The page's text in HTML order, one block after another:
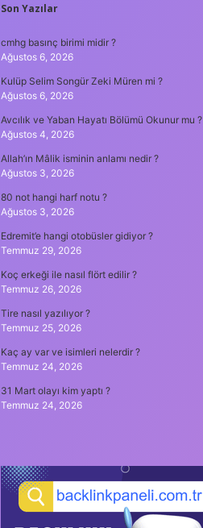
SIDEBAR
Son Yazılar
cmhg basınç birimi midir ?
Ağustos 6, 2026
Kulüp Selim Songür Zeki Müren mi ?
Ağustos 6, 2026
Avcılık ve Yaban Hayatı Bölümü Okunur mu ?
Ağustos 4, 2026
Allah’ın Mâlik isminin anlamı nedir ?
Ağustos 3, 2026
80 not hangi harf notu ?
Ağustos 3, 2026
Edremit’e hangi otobüsler gidiyor ?
Temmuz 29, 2026
Koç erkeği ile nasıl flört edilir ?
Temmuz 26, 2026
Tire nasıl yazılıyor ?
Temmuz 25, 2026
Kaç ay var ve isimleri nelerdir ?
Temmuz 24, 2026
31 Mart olayı kim yaptı ?
Temmuz 24, 2026